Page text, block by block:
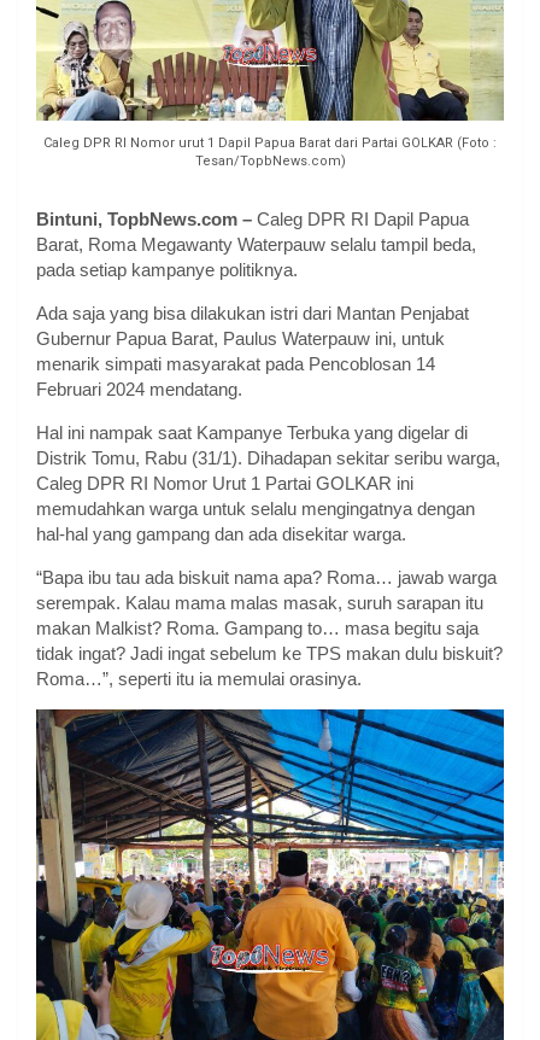
Caleg DPR RI Nomor urut 1 Dapil Papua Barat dari Partai GOLKAR (Foto :
Tesan/TopbNews.com)
Bintuni, TopbNews.com – Caleg DPR RI Dapil Papua
Barat, Roma Megawanty Waterpauw selalu tampil beda,
pada setiap kampanye politiknya.
Ada saja yang bisa dilakukan istri dari Mantan Penjabat
Gubernur Papua Barat, Paulus Waterpauw ini, untuk
menarik simpati masyarakat pada Pencoblosan 14
Februari 2024 mendatang.
Hal ini nampak saat Kampanye Terbuka yang digelar di
Distrik Tomu, Rabu (31/1). Dihadapan sekitar seribu warga,
Caleg DPR RI Nomor Urut 1 Partai GOLKAR ini
memudahkan warga untuk selalu mengingatnya dengan
hal-hal yang gampang dan ada disekitar warga.
“Bapa ibu tau ada biskuit nama apa? Roma… jawab warga
serempak. Kalau mama malas masak, suruh sarapan itu
makan Malkist? Roma. Gampang to… masa begitu saja
tidak ingat? Jadi ingat sebelum ke TPS makan dulu biskuit?
Roma…”, seperti itu ia memulai orasinya.